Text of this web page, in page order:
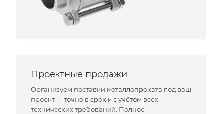
Проектные продажи
Организуем поставки металлопроката под ваш
проект — точно в срок и с учётом всех
технических требований. Полное